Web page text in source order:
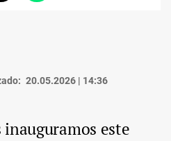
20.05.2026 | 14:36
inauguramos este